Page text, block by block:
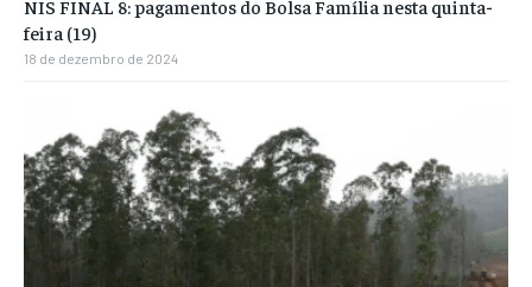
NIS FINAL 8: pagamentos do Bolsa Família nesta quinta-
feira (19)
18 de dezembro de 2024